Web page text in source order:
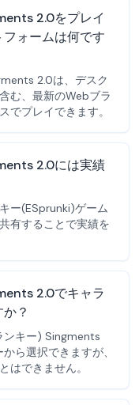
2.0をプレイ
ォームは何です
2.0は、デスク
む、最新のWebブラ
でプレイできます。
2.0には実績
ー(ESprunki)ゲーム
有することで実績を
2.0でキャラ
？
ンキー) Singments
ら選択できますが、
はできません。